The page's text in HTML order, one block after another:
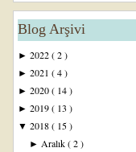
Blog Arşivi
► 2022( 2 )
► 2021 ( 4 )
► 2020( 14 )
► 2019( 13 )
▼ 2018( 15 )
►Aralık( 2 )